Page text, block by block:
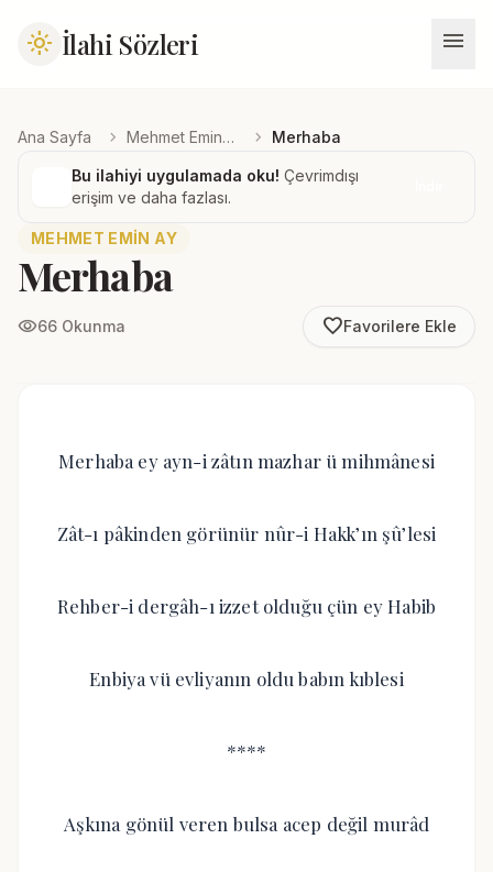
light_mode İlahi Sözleri menu
Ana Sayfa chevron_right Mehmet Emin Ay chevron_right Merhaba
Bu ilahiyi uygulamada oku! Çevrimdışı
erişim ve daha fazlası.
MEHMET EMIN AY
Merhaba
visibility66 Okunma favorite_borderFavorilere Ekle
Merhaba ey ayn-i zâtın mazhar ü mihmânesi
Zât-ı pâkinden görünür nûr-i Hakk’ın şû’lesi
Rehber-i dergâh-ı izzet olduğu çün ey Habib
Enbiya vü evliyanın oldu babın kıblesi
****
Aşkına gönül veren bulsa acep değil murâd